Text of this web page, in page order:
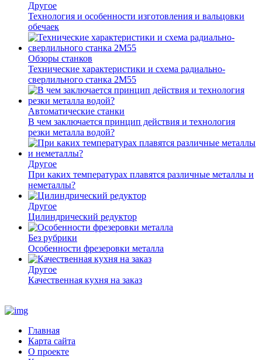
Другое
Технология и особенности изготовления и вальцовки
обечаек
Обзоры станков
Технические характеристики и схема радиально-
сверлильного станка 2М55
Автоматические станки
В чем заключается принцип действия и технология
резки металла водой?
Другое
При каких температурах плавятся различные металлы и
неметаллы?
Другое
Цилиндрический редуктор
Без рубрики
Особенности фрезеровки металла
Другое
Качественная кухня на заказ
Главная
Карта сайта
О проекте